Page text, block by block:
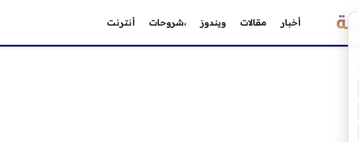
أخبار مقالات ويندوز ،شروحات أنترنت